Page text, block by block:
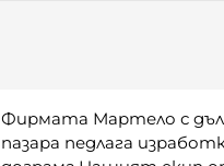
Фирмата Мартело с
пазара педлага